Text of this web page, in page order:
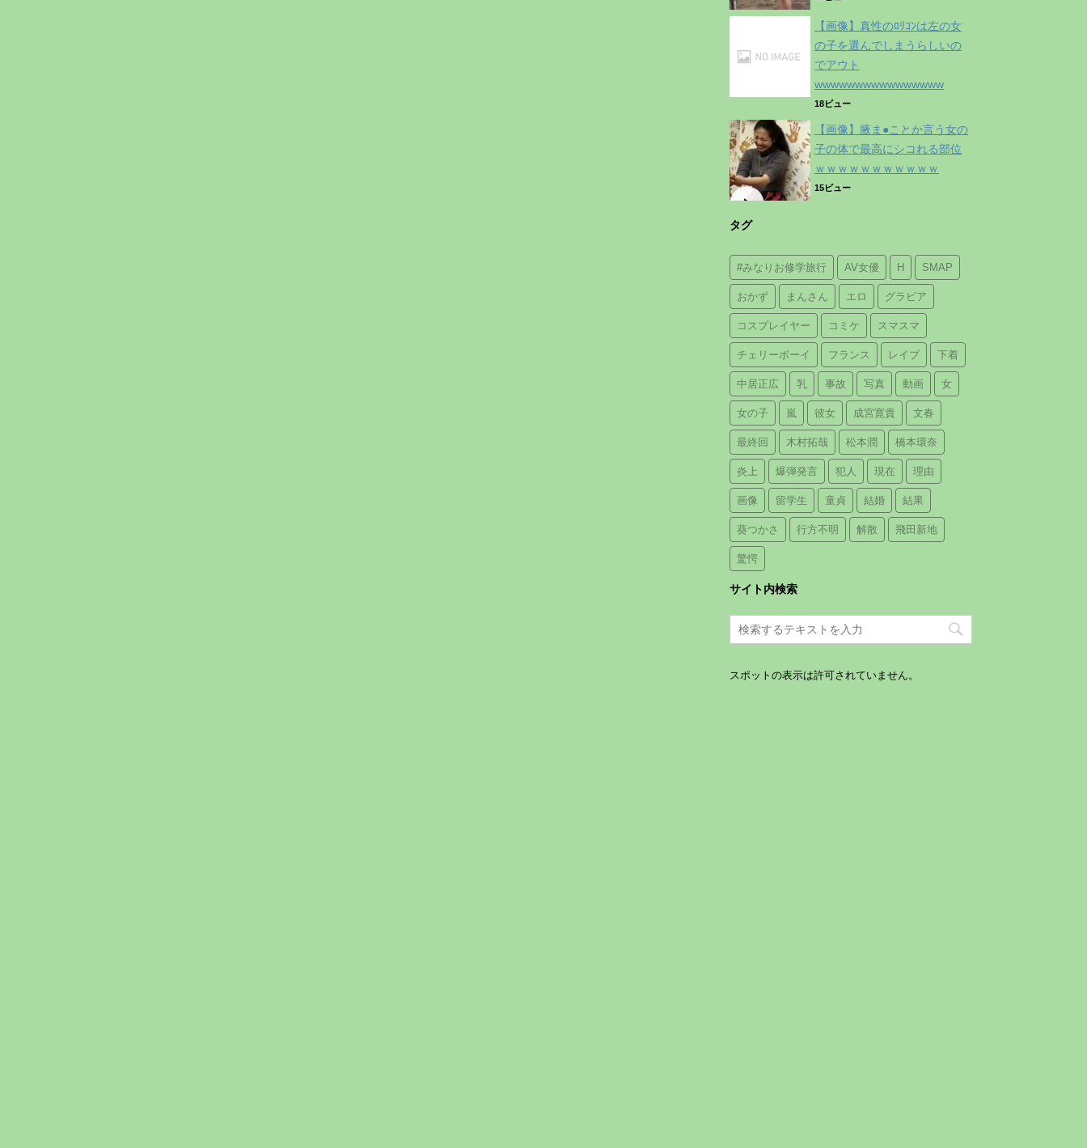
【画像】真性のﾛﾘｺﾝは左の女
の子を選んでしまうらしいの
でアウト
wwwwwwwwwwwwwwww
18ビュー
【画像】腋ま●ことか言う女の
子の体で最高にシコれる部位
ｗｗｗｗｗｗｗｗｗｗｗ
15ビュー
タグ
#みなりお修学旅行 AV女優 H SMAP
おかず まんさん エロ グラビア
コスプレイヤー コミケ スマスマ
チェリーボーイ フランス レイプ 下着
中居正広 乳 事故 写真 動画 女
女の子 嵐 彼女 成宮寛貴 文春
最終回 木村拓哉 松本潤 橋本環奈
炎上 爆弾発言 犯人 現在 理由
画像 留学生 童貞 結婚 結果
葵つかさ 行方不明 解散 飛田新地
驚愕
サイト内検索